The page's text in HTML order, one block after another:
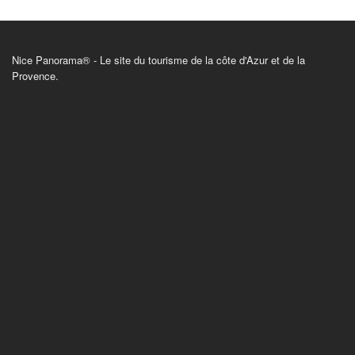
Nice Panorama® - Le site du tourisme de la côte d'Azur et de la
Provence.